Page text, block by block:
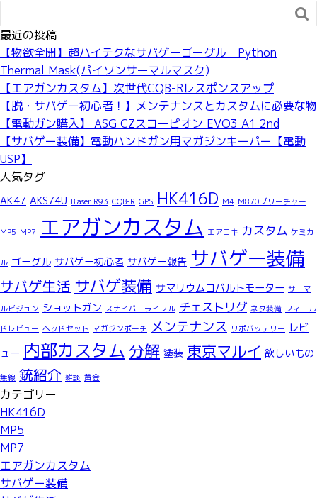

最近の投稿
【物欲全開】超ハイテクなサバゲーゴーグル Python
Thermal Mask(パイソンサーマルマスク)
【エアガンカスタム】次世代CQB-Rレスポンスアップ
【脱・サバゲー初心者！】メンテナンスとカスタムに必要な物
【電動ガン購入】 ASG CZスコーピオン EVO3 A1 2nd
【サバゲー装備】電動ハンドガン用マガジンキーパー【電動
USP】
人気タグ
AK47 AKS74U Blaser R93 CQB-R GPS HK416D M4 M870ブリーチャー
MP5 MP7 エアガンカスタム エアコキ カスタム ケミカ
ル ゴーグル サバゲー初心者 サバゲー報告 サバゲー装備
サバゲ生活 サバゲ装備 サマリウムコバルトモーター サーマ
ルビジョン ショットガン スナイパーライフル チェストリグ ネタ装備 フィール
ドレビュー ヘッドセット マガジンポーチ メンテナンス リポバッテリー レビ
ュー 内部カスタム分解 塗装 東京マルイ 欲しいもの
無線 銃紹介 雑談 黄金
カテゴリー
HK416D
MP5
MP7
エアガンカスタム
サバゲー装備